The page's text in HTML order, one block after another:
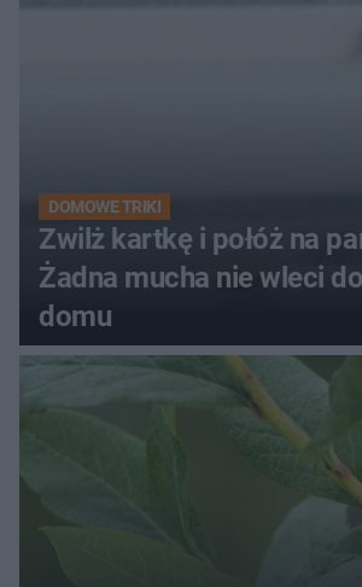
DOMOWE TRIKI
Zwilż kartkę i połóż na
Żadna mucha nie wleci
domu